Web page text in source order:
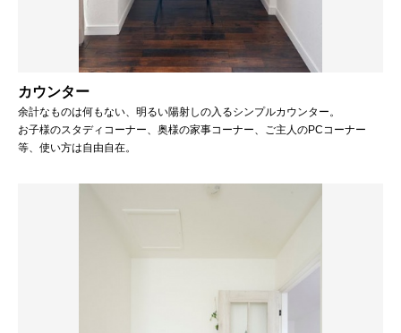
カウンター
余計なものは何もない、明るい陽射しの入るシンプルカウンター。
お子様のスタディコーナー、奥様の家事コーナー、ご主人のPCコーナー
等、使い方は自由自在。